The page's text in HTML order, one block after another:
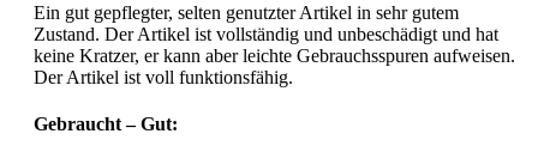
Ein gut gepflegter, selten genutzter Artikel in sehr gutem
Zustand. Der Artikel ist vollständig und unbeschädigt und hat
keine Kratzer, er kann aber leichte Gebrauchsspuren aufweisen.
Der Artikel ist voll funktionsfähig.
Gebraucht – Gut: